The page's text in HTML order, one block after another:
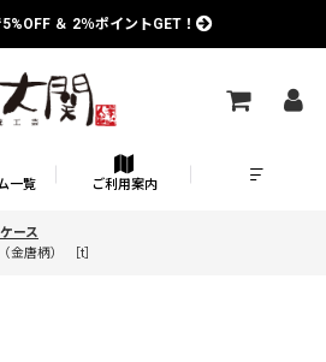
5%OFF ＆ 2％ポイントGET！
一覧 ご利用案内
ース
金唐柄） ［t］